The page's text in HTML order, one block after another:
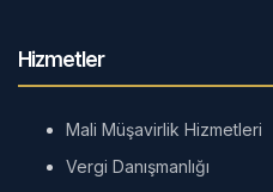
Hizmetler
Mali Müşavirlik Hizmetleri
Vergi Danışmanlığı